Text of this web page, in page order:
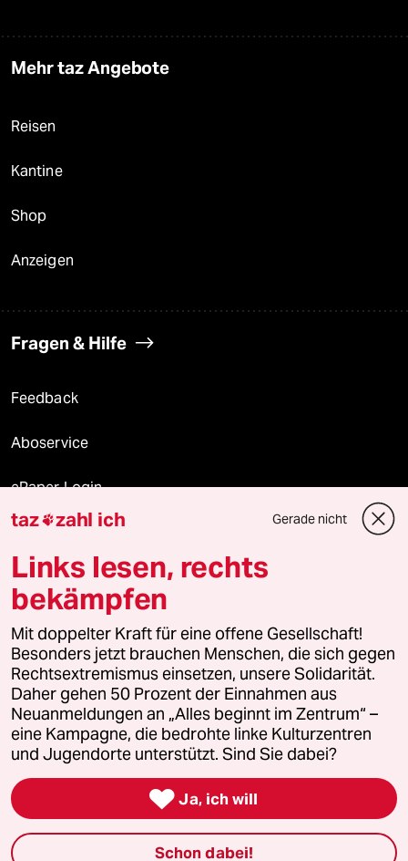
Mehr taz Angebote
Reisen
Kantine
Shop
Anzeigen
Fragen & Hilfe
Feedback
Aboservice
ePaper Login
Downloads für Abonnierende
© 2026 taz Verlags und Vertriebs GmbH
Alle Rechte vorbehalten. Bei rechtlichen Fragen oder für Genehmigungen
wenden Sie sich bitte an
lizenzen@taz.de
Feedback Redaktionsstatut Kommune-Richtlinien
Leitlinie Informant Datenschutz Impressum AGB
Seitenwende Einwilligungen widerrufen (Ads)
taz zahl ich Gerade nicht
Links lesen, rechts
bekämpfen
Mit doppelter Kraft für eine offene Gesellschaft!
Besonders jetzt brauchen Menschen, die sich gegen
Rechtsextremismus einsetzen, unsere Solidarität.
Daher gehen 50 Prozent der Einnahmen aus
Neuanmeldungen an „Alles beginnt im Zentrum“ –
eine Kampagne, die bedrohte linke Kulturzentren
und Jugendorte unterstützt. Sind Sie dabei?
 Ja, ich will
Schon dabei!